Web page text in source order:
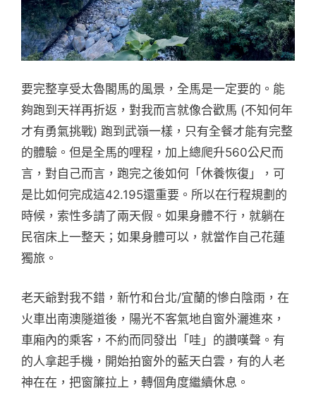
要完整享受太魯閣馬的風景，全馬是一定要的。能
夠跑到天祥再折返，對我而言就像合歡馬 (不知何年
才有勇氣挑戰) 跑到武嶺一樣，只有全餐才能有完整
的體驗。但是全馬的哩程，加上總爬升560公尺而
言，對自己而言，跑完之後如何「休養恢復」，可
是比如何完成這42.195還重要。所以在行程規劃的
時候，索性多請了兩天假。如果身體不行，就躺在
民宿床上一整天；如果身體可以，就當作自己花蓮
獨旅。
老天爺對我不錯，新竹和台北/宜蘭的慘白陰雨，在
火車出南澳隧道後，陽光不客氣地自窗外灑進來，
車廂內的乘客，不約而同發出「哇」的讚嘆聲。有
的人拿起手機，開始拍窗外的藍天白雲，有的人老
神在在，把窗簾拉上，轉個角度繼續休息。